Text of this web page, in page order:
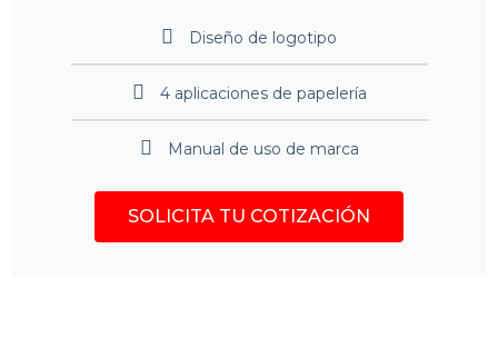
Diseño de logotipo
4 aplicaciones de papelería
Manual de uso de marca
SOLICITA TU COTIZACIÓN